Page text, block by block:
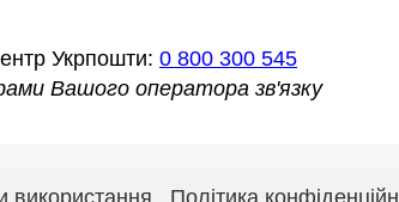
Укрпошти: 0 800 300 545
Вашого оператора зв'язку